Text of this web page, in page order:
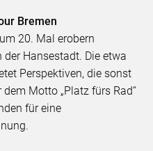
Bremen
20. Mal erobern
Hansestadt. Die etwa
Perspektiven, die sonst
Motto „Platz fürs Rad“
für eine